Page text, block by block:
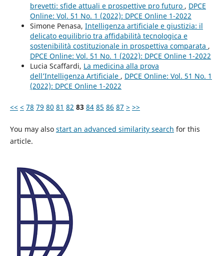
brevetti: sfide attuali e prospettive pro futuro , DPCE
Online: Vol. 51 No. 1 (2022): DPCE Online 1-2022
Simone Penasa, Intelligenza artificiale e giustizia: il
delicato equilibrio tra affidabilità tecnologica e
sostenibilità costituzionale in prospettiva comparata ,
DPCE Online: Vol. 51 No. 1 (2022): DPCE Online 1-2022
Lucia Scaffardi, La medicina alla prova
dell’Intelligenza Artificiale , DPCE Online: Vol. 51 No. 1
(2022): DPCE Online 1-2022
<< < 78 79 80 81 82 83 84 85 86 87 > >>
You may also start an advanced similarity search for this
article.